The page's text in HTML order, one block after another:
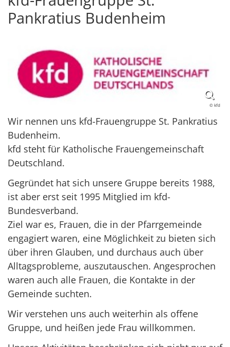
Pankratius Budenheim
© kfd
Wir nennen uns kfd-Frauengruppe St. Pankratius
Budenheim.
kfd steht für Katholische Frauengemeinschaft
Deutschland.
Gegründet hat sich unsere Gruppe bereits 1988,
ist aber erst seit 1995 Mitglied im kfd-
Bundesverband.
Ziel war es, Frauen, die in der Pfarrgemeinde
engagiert waren, eine Möglichkeit zu bieten sich
über ihren Glauben, und durchaus auch über
Alltagsprobleme, auszutauschen. Angesprochen
waren auch alle Frauen, die Kontakte in der
Gemeinde suchten.
Wir verstehen uns auch weiterhin als offene
Gruppe, und heißen jede Frau willkommen.